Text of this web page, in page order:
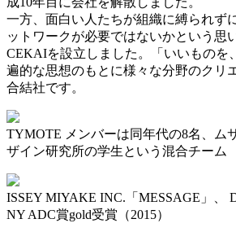
一方、面白い人たちが組織に縛られず
ットワークが必要ではないかという思
CEKAIを設立しました。「いいものを
遍的な思想のもとに様々な分野のクリ
合結社です。
TYMOTE メンバーは同年代の8名、ム
ザイン研究所の学生という混合チーム
ISSEY MIYAKE INC.「MESSAGE」、
NY ADC賞gold受賞（2015）